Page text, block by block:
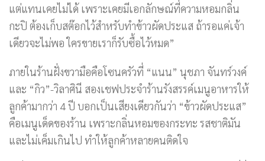
แต่แทนเคยไม่ได้ เพราะเคยมีเอกลักษณ์ที่ความหอมกลิ่น
กะปิ ต้องเก็บสต๊อกไว้สำหรับทำข้าวผัดประแส ถ้ารอแค่เจ้า
เดียวจะไม่พอ ใครขายเราก็รับซื้อไว้หมด”
ภายในร้านฝั่งขวามือคือโซนครัวที่ “แนน” นุชภา จันทร์วงค์
และ “กิว”-วิลาศินี สองเชฟประจำร้านรังสรรค์เมนูอาหารให้
ลูกค้ามากว่า 4 ปี บอกเป็นเสียงเดียวกันว่า “ข้าวผัดประแส”
คือเมนูเด็ดของร้าน เพราะกลิ่นหอมของกระทะ รสชาติมัน
และไม่เค็มเกินไป ทำให้ลูกค้าหลายคนติดใจ